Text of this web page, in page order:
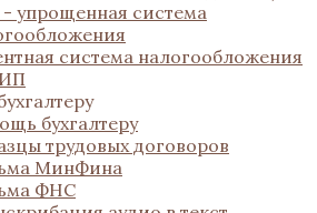
упрощенная система
система налогообложения
бухгалтеру
трудовых договоров
МинФина
ФНС